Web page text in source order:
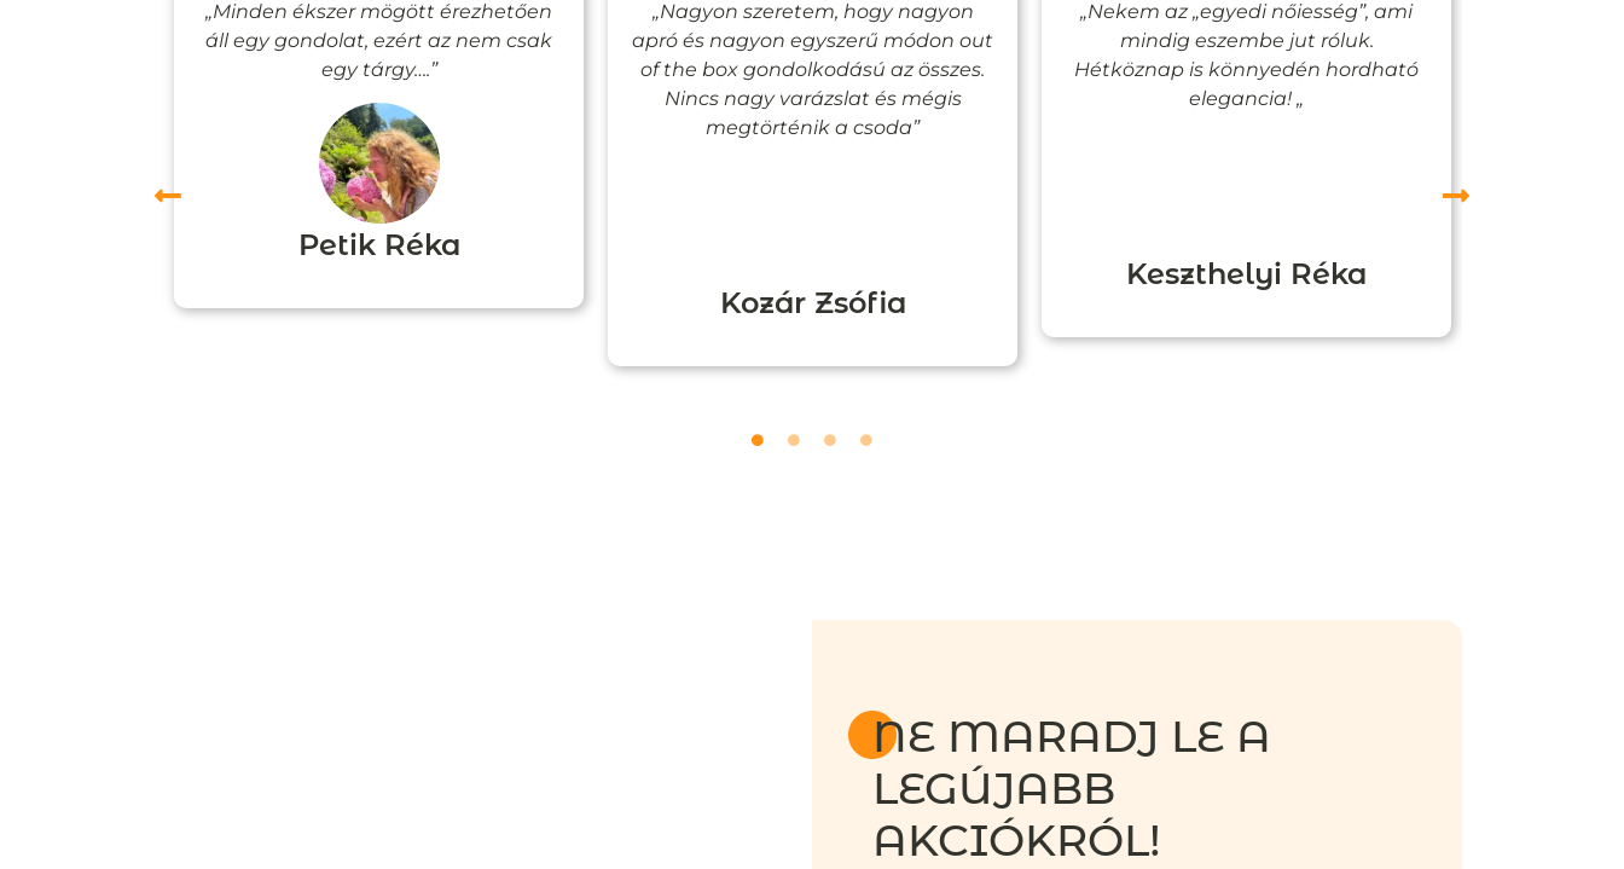
„Minden ékszer mögött érezhetően
áll egy gondolat, ezért az nem csak
egy tárgy….”
Petik Réka
„Nagyon szeretem, hogy nagyon
apró és nagyon egyszerű módon out
of the box gondolkodású az összes.
Nincs nagy varázslat és mégis
megtörténik a csoda”
Kozár Zsófia
„Nekem az „egyedi nőiesség”, ami
mindig eszembe jut róluk.
Hétköznap is könnyedén hordható
elegancia! „
Keszthelyi Réka
NE MARADJ LE A
LEGÚJABB
AKCIÓKRÓL!